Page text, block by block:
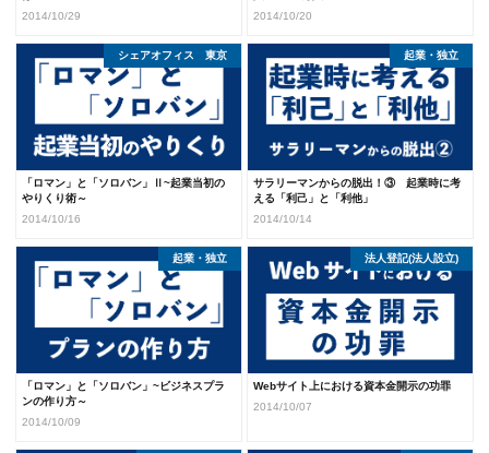
2014/10/29
2014/10/20
「ロマン」と「ソロバン」Ⅱ~起業当初の
やりくり術～
2014/10/16
起業・独立
シェアオフィス 東京
サラリーマンからの脱出！③ 起業時に考
える「利己」と「利他」
2014/10/14
起業・独立
「ロマン」と「ソロバン」~ビジネスプラ
ンの作り方～
2014/10/09
起業・独立
Webサイト上における資本金開示の功罪
2014/10/07
法人登記(法人設立)